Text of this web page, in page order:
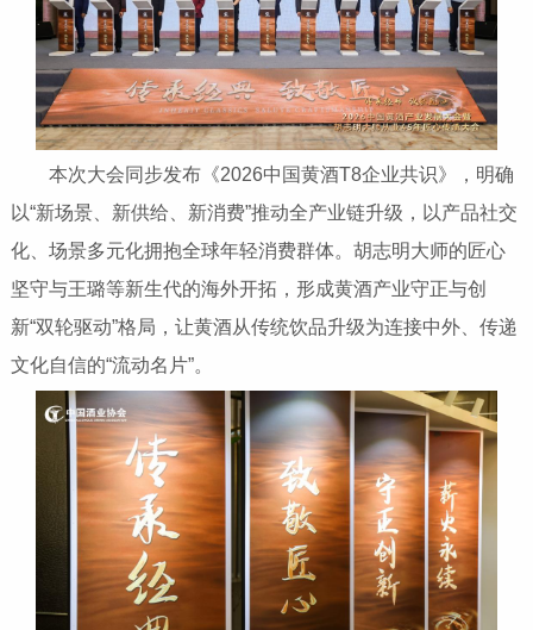
本次大会同步发布《2026中国黄酒T8企业共识》，明确
以“新场景、新供给、新消费”推动全产业链升级，以产品社交
化、场景多元化拥抱全球年轻消费群体。胡志明大师的匠心
坚守与王璐等新生代的海外开拓，形成黄酒产业守正与创
新“双轮驱动”格局，让黄酒从传统饮品升级为连接中外、传递
文化自信的“流动名片”。